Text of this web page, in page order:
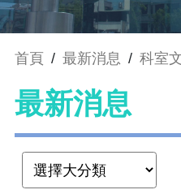
首頁 / 最新消息 / 科室
最新消息